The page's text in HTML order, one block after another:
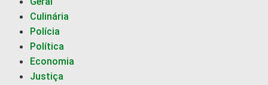
Culinária
Polícia
Política
Economia
Justiça